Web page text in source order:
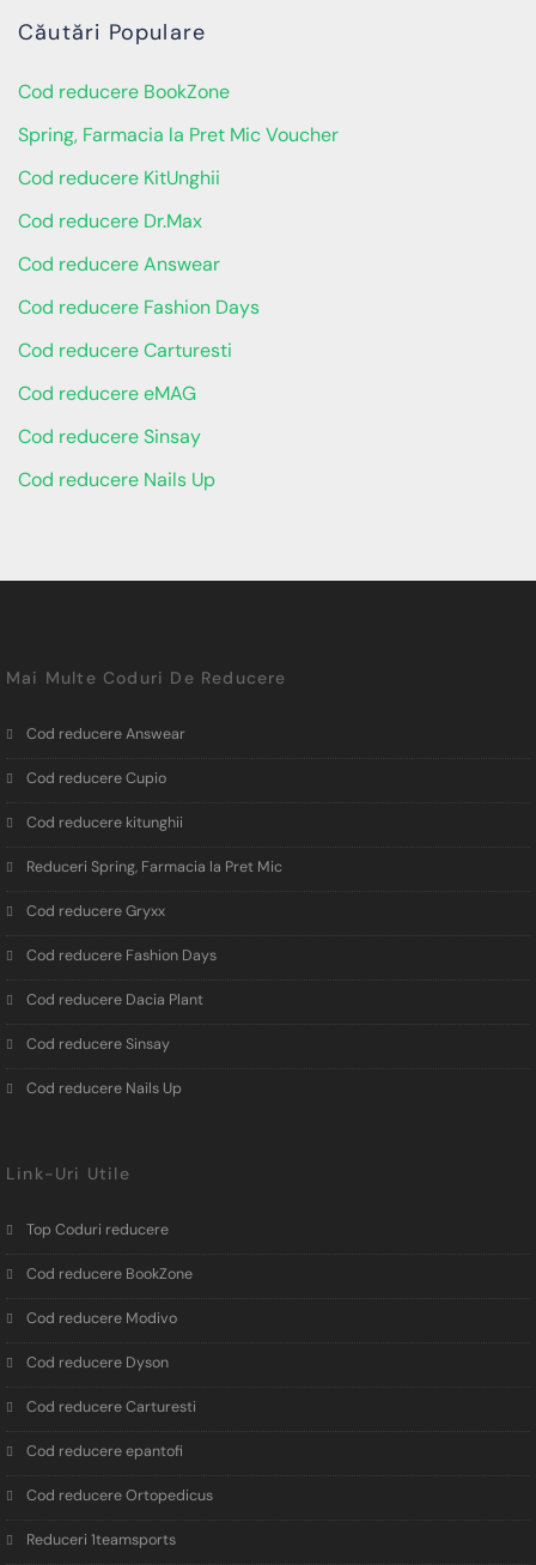
Căutări Populare
Cod reducere BookZone
Spring, Farmacia la Pret Mic Voucher
Cod reducere KitUnghii
Cod reducere Dr.Max
Cod reducere Answear
Cod reducere Fashion Days
Cod reducere Carturesti
Cod reducere eMAG
Cod reducere Sinsay
Cod reducere Nails Up
Mai Multe Coduri De Reducere
Cod reducere Answear
Cod reducere Cupio
Cod reducere kitunghii
Reduceri Spring, Farmacia la Pret Mic
Cod reducere Gryxx
Cod reducere Fashion Days
Cod reducere Dacia Plant
Cod reducere Sinsay
Cod reducere Nails Up
Link-Uri Utile
Top Coduri reducere
Cod reducere BookZone
Cod reducere Modivo
Cod reducere Dyson
Cod reducere Carturesti
Cod reducere epantofi
Cod reducere Ortopedicus
Reduceri 1teamsports